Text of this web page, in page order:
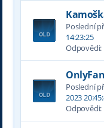
Poslední
14:23:25
Odpovědi:
Poslední
2023
Odpovědi: